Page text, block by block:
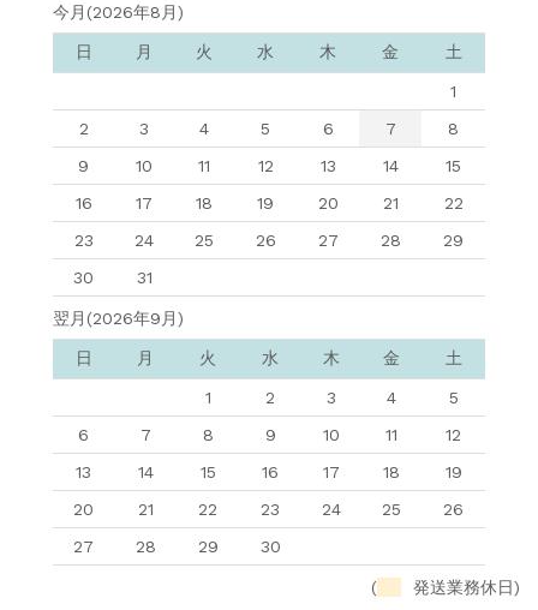
今月(2026年8月)
日 月 火 水 木 金 土
1
2
3 4 5 6 7
8
9
10 11 12 13 14
15
16
17 18 19 20 21
22
23
24 25 26 27 28
29
30
31
翌月(2026年9月)
日 月 火 水 木 金 土
1 2 3 4
5
6
7 8 9 10 11
12
13
14 15 16 17 18
19
20
21 22 23 24 25
26
27
28 29 30
( 発送業務休日)